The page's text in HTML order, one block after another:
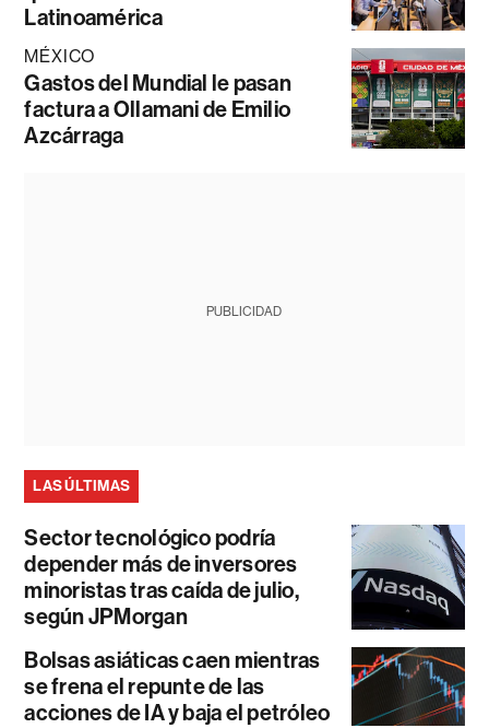
Latinoamérica
MÉXICO
Gastos del Mundial le pasan
factura a Ollamani de Emilio
Azcárraga
PUBLICIDAD
LAS ÚLTIMAS
Sector tecnológico podría
depender más de inversores
minoristas tras caída de julio,
según JPMorgan
Bolsas asiáticas caen mientras
se frena el repunte de las
acciones de IA y baja el petróleo